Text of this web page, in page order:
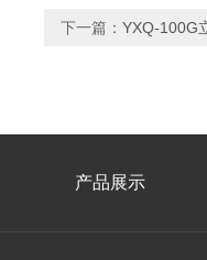
下一篇： YXQ-100G
产品展示